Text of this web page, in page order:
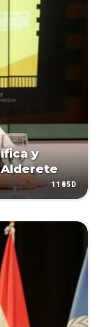
y
1185D